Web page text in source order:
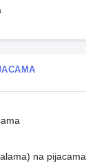
na pijacama